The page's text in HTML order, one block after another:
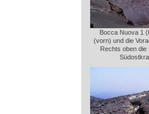
Bocca Nuova 1
(vorn) und die
Rechts oben die